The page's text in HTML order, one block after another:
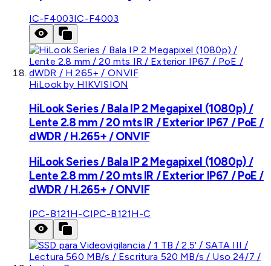
IC-F4003IC-F4003
HiLook by HIKVISION
HiLook Series / Bala IP 2 Megapixel (1080p) /
Lente 2.8 mm / 20 mts IR / Exterior IP67 / PoE /
dWDR / H.265+ / ONVIF
HiLook Series / Bala IP 2 Megapixel (1080p) /
Lente 2.8 mm / 20 mts IR / Exterior IP67 / PoE /
dWDR / H.265+ / ONVIF
IPC-B121H-CIPC-B121H-C